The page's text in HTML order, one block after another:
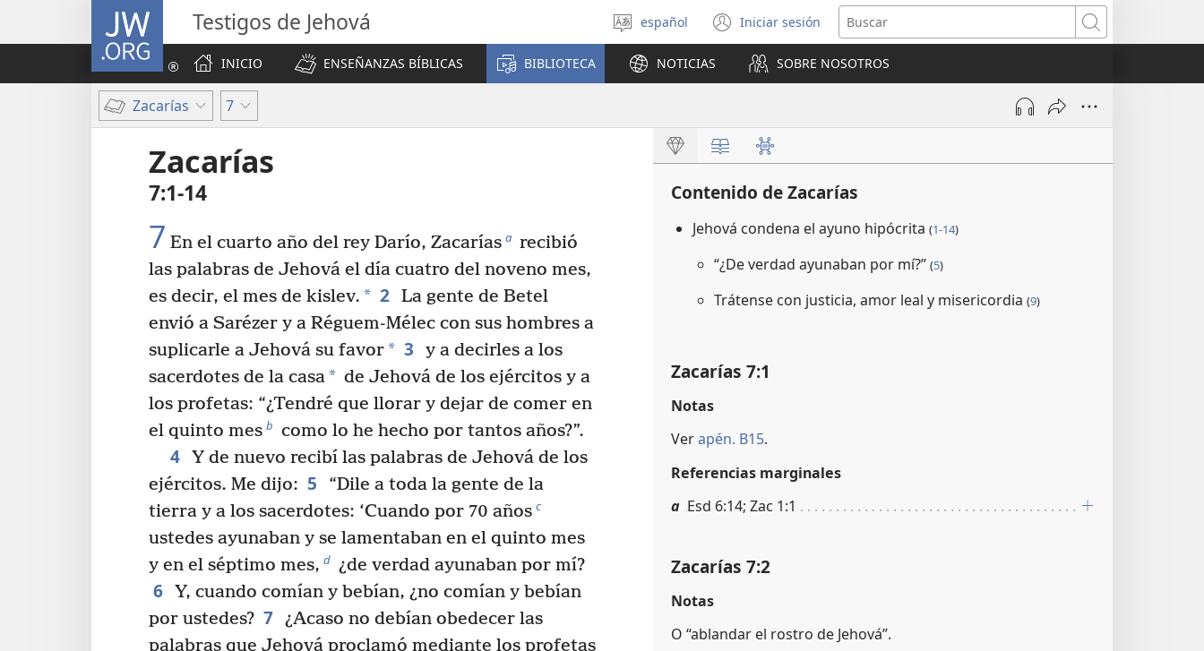
JW.ORG Testigos de Jehová
Seleccionar
idioma
español Iniciar sesión
(abre
una
nueva
ventana)
Buscar
INICIO
ENSEÑANZAS BÍBLICAS BIBLIOTECA NOTICIAS SOBRE NOSOTROS
Zacarías 7
Zacarías
7:1-14
7 En el cuarto año del rey Darío, Zacarías a recibió
las palabras de Jehová el día cuatro del noveno mes,
es decir, el mes de kislev. * 2 La gente de Betel
envió a Sarézer y a Réguem-Mélec con sus hombres a
suplicarle a Jehová su favor* 3
y a decirles a los
sacerdotes de la casa* de Jehová de los ejércitos y a
los profetas: “¿Tendré que llorar y dejar de comer en
el quinto mes b como lo he hecho por tantos años?”.
4 Y de nuevo recibí las palabras de Jehová de los
ejércitos. Me dijo: 5
“Dile a toda la gente de la
tierra y a los sacerdotes: ‘Cuando por 70 años c
ustedes ayunaban y se lamentaban en el quinto mes
y en el séptimo mes, d ¿de verdad ayunaban por mí?
6 Y, cuando comían y bebían, ¿no comían y bebían
por ustedes? 7 ¿Acaso no debían obedecer las
palabras que Jehová proclamó mediante los profetas
Contenido de Zacarías
Jehová condena el ayuno hipócrita (1-14)
“¿De verdad ayunaban por mí?” (5)
Trátense con justicia, amor leal y misericordia (9)
Zacarías 7:1
Notas
Verapén. B15.
Referencias marginales
a Esd 6:14; Zac 1:1
Zacarías 7:2
Notas
O “ablandar el rostro de Jehová”.